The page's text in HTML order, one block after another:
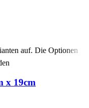
auf. Die Optionen
x 19cm